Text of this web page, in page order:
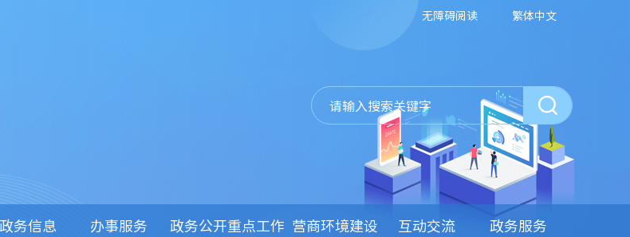
无障碍阅读 繁体中文
政务信息 办事服务 政务公开重点工作 营商环境建设 互动交流 政务服务